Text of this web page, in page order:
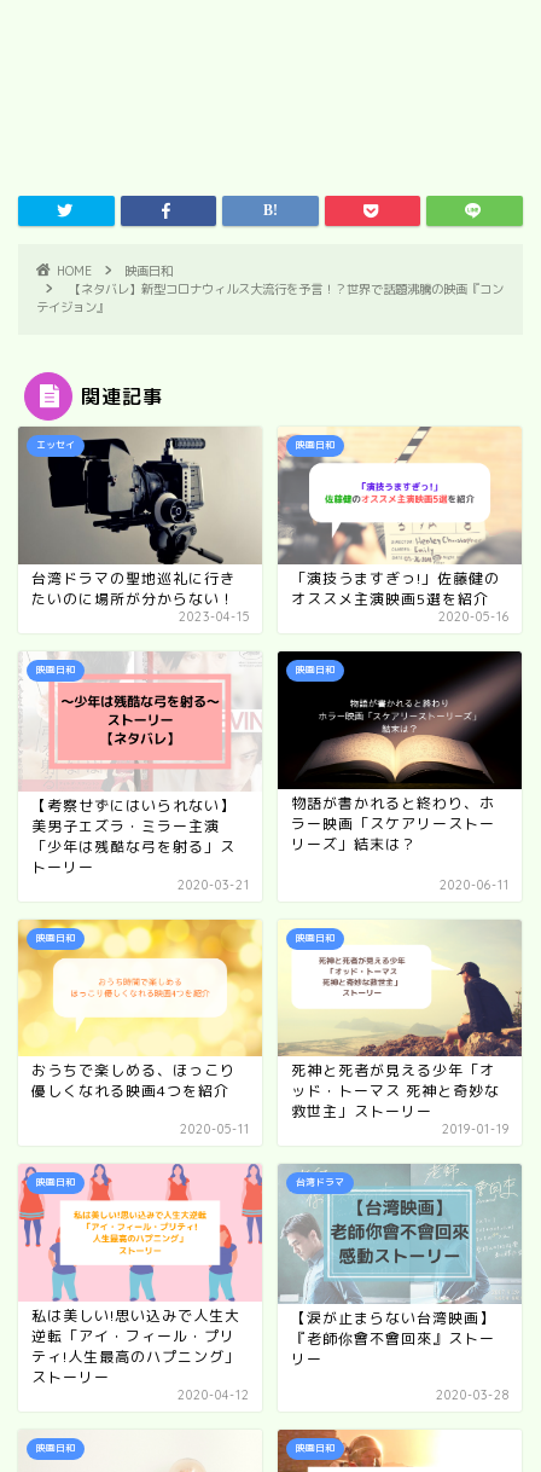
HOME
映画日和
【ネタバレ】新型コロナウィルス大流行を予言！？世界で話題沸騰の映画『コン
テイジョン』
関連記事
エッセイ
台湾ドラマの聖地巡礼に行き
たいのに場所が分からない！
2023-04-15
映画日和
「演技うますぎっ!」佐藤健の
オススメ主演映画5選を紹介
2020-05-16
映画日和
【考察せずにはいられない】
美男子エズラ・ミラー主演
「少年は残酷な弓を射る」ス
トーリー
2020-03-21
映画日和
物語が書かれると終わり、ホ
ラー映画「スケアリーストー
リーズ」結末は？
2020-06-11
映画日和
おうちで楽しめる、ほっこり
優しくなれる映画4つを紹介
2020-05-11
映画日和
死神と死者が見える少年「オ
ッド・トーマス 死神と奇妙な
救世主」ストーリー
2019-01-19
映画日和
私は美しい!思い込みで人生大
逆転「アイ・フィール・プリ
ティ!人生最高のハプニング」
ストーリー
2020-04-12
台湾ドラマ
【涙が止まらない台湾映画】
『老師你會不會回來』ストー
リー
2020-03-28
映画日和 映画日和